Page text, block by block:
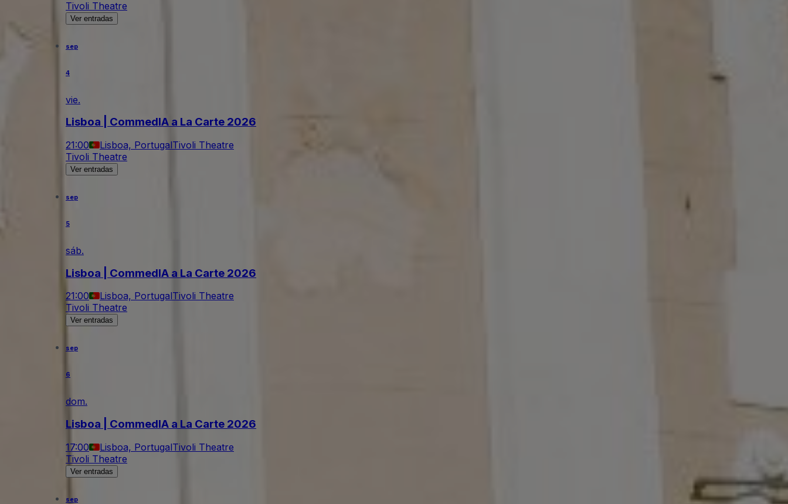
Tivoli Theatre
Ver entradas
sep
4
vie.
Lisboa | CommedIA a La Carte 2026
21:00 Lisboa, PortugalTivoli Theatre
Tivoli Theatre
Ver entradas
sep
5
sáb.
Lisboa | CommedIA a La Carte 2026
21:00 Lisboa, PortugalTivoli Theatre
Tivoli Theatre
Ver entradas
sep
6
dom.
Lisboa | CommedIA a La Carte 2026
17:00 Lisboa, PortugalTivoli Theatre
Tivoli Theatre
Ver entradas
sep